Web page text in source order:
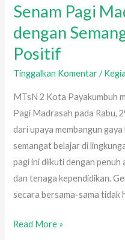
Senam Pagi
dengan
Positif
Tinggalkan Komentar /
MTsN 2 Kota Payakumbuh
Pagi Madrasah pada Rabu,
dari upaya membangun
semangat belajar di
pagi ini diikuti dengan
dan tenaga kependidikan.
secara bersama-sama tidak
Read More »